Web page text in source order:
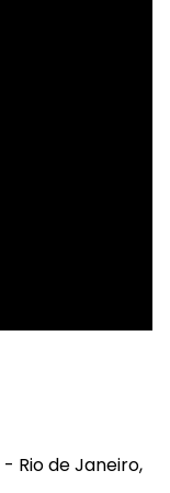
- Rio de Janeiro,